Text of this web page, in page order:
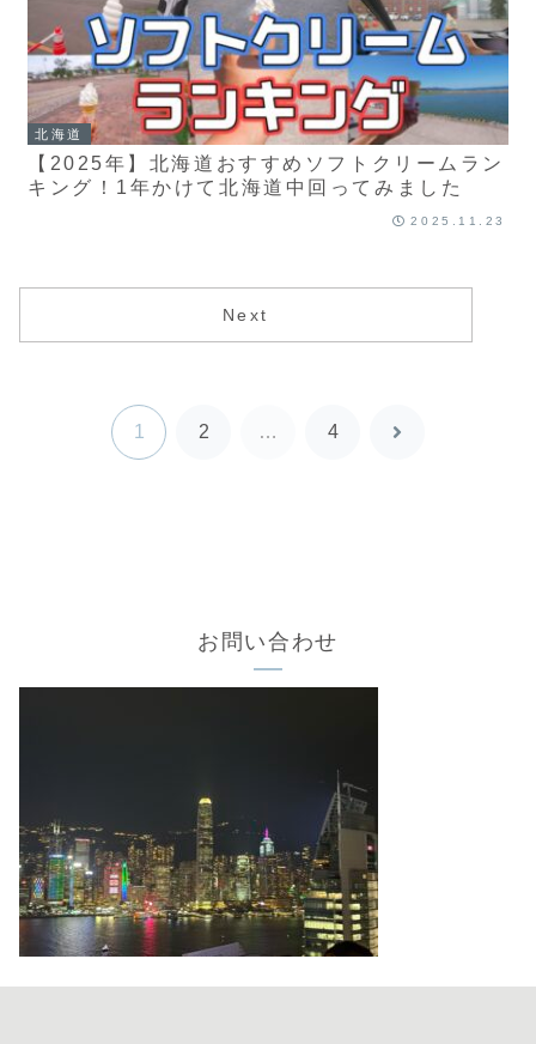
北海道
【2025年】北海道おすすめソフトクリームラン
キング！1年かけて北海道中回ってみました
2025.11.23
Next
1 2 … 4
次
お問い合わせ